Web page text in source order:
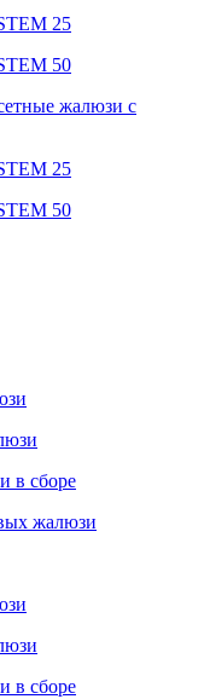
25
50
жалюзи с
25
50
в сборе
жалюзи
в сборе